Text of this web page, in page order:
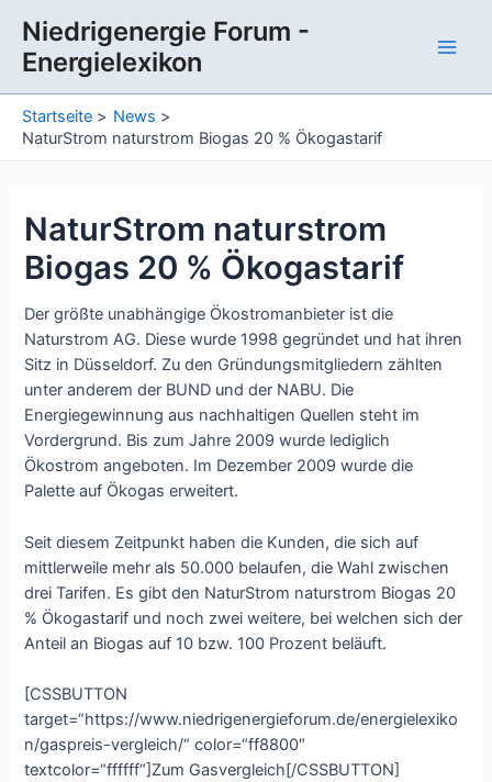
Inhalt
springen
Niedrigenergie Forum -
Energielexikon
Startseite
News
NaturStrom naturstrom Biogas 20 % Ökogastarif
NaturStrom naturstrom
Biogas 20 % Ökogastarif
Der größte unabhängige Ökostromanbieter ist die
Naturstrom AG. Diese wurde 1998 gegründet und hat ihren
Sitz in Düsseldorf. Zu den Gründungsmitgliedern zählten
unter anderem der BUND und der NABU. Die
Energiegewinnung aus nachhaltigen Quellen steht im
Vordergrund. Bis zum Jahre 2009 wurde lediglich
Ökostrom angeboten. Im Dezember 2009 wurde die
Palette auf Ökogas erweitert.
Seit diesem Zeitpunkt haben die Kunden, die sich auf
mittlerweile mehr als 50.000 belaufen, die Wahl zwischen
drei Tarifen. Es gibt den NaturStrom naturstrom Biogas 20
% Ökogastarif und noch zwei weitere, bei welchen sich der
Anteil an Biogas auf 10 bzw. 100 Prozent beläuft.
[CSSBUTTON
target=“https://www.niedrigenergieforum.de/energielexiko
n/gaspreis-vergleich/“ color=“ff8800″
textcolor=“ffffff“]Zum Gasvergleich[/CSSBUTTON]